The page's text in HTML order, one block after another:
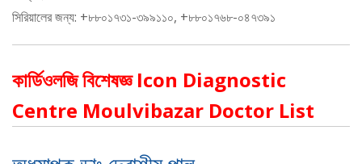
সিরিয়ালের জন্য: +৮৮০১৭৩১-৩৯৯১১০, +৮৮০১৭৬৮-০৪৭৩৯১
কার্ডিওলজি বিশেষজ্ঞ Icon Diagnostic
Centre Moulvibazar Doctor List